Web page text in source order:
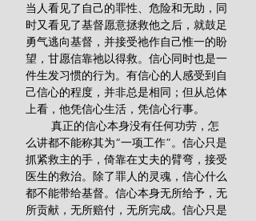
当人看见了自己的罪性、危险和无助，同
时又看见了基督愿意拯救他之后，就鼓足
勇气逃向基督，并接受祂作自己惟一的盼
望，甘愿信靠祂以得救。信心同时也是一
件生发习惯的行为。有信心的人感受到自
己信心的程度，并非总是相同；但从总体
上看，他凭信心生活，凭信心行事。
么讲都不能称其为“一项工作”。信心只是
抓紧救主的手，倚靠在丈夫的臂弯，接受
医生的救治。除了罪人的灵魂，信心什么
都不能带给基督。信心本身无所给予，无
所贡献，无所赔付，无所完成。信心只是